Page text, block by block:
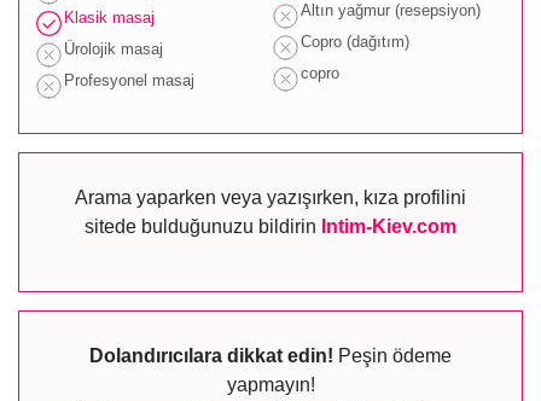
Klasik masaj
Ürolojik masaj
Profesyonel masaj
Altın yağmur (resepsiyon)
Copro (dağıtım)
copro
Arama yaparken veya yazışırken, kıza profilini
sitede bulduğunuzu bildirin Intim-Kiev.com
Dolandırıcılara dikkat edin! Peşin ödeme
yapmayın!